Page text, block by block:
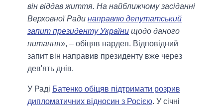
він віддав життя. На найближчому засіданні
Верховної Ради направлю депутатський
запит президенту України щодо даного
питання», – обіцяв нардеп. Відповідний
запит він направив президенту вже через
дев'ять днів.
У Раді Батенко обіцяв підтримати розрив
дипломатичних відносин з Росією. У січні